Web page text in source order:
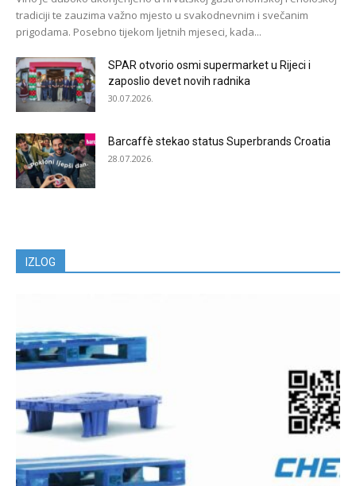
tradiciji te zauzima važno mjesto u svakodnevnim i svečanim
prigodama. Posebno tijekom ljetnih mjeseci, kada...
SPAR otvorio osmi supermarket u Rijeci i
zaposlio devet novih radnika
30.07.2026.
Barcaffè stekao status Superbrands Croatia
28.07.2026.
IZLOG